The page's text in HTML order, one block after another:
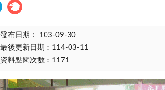
發布日期： 103-09-30
最後更新日期：114-03-11
資料點閱次數：1171